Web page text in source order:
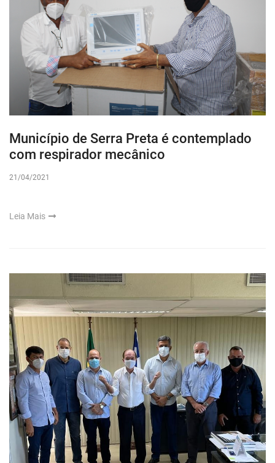
Município de Serra Preta é contemplado
com respirador mecânico
21/04/2021
Leia Mais